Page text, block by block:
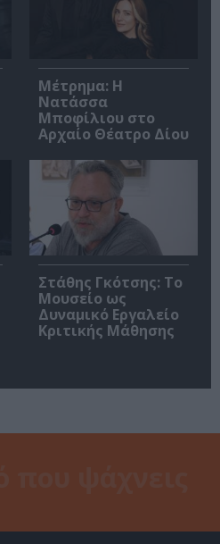
Μέτρημα: Η
Νατάσσα
Μποφίλιου στο
Αρχαίο Θέατρο Δίου
Στάθης Γκότσης: Το
Μουσείο ως
Δυναμικό Εργαλείο
Κριτικής Μάθησης